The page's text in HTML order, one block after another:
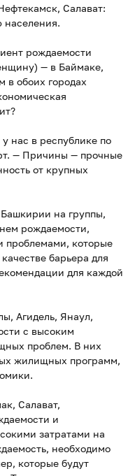
Салават:
населения.
рождаемости
— в Баймаке,
в обоих городах
нас в республике по
— Причины — прочные
от крупных
на группы,
рождаемости,
проблемами, которые
барьера для
для каждой
Агидель, Янаул,
с высоким
проблем. В них
жилищных программ,
Салават,
и
затратами на
необходимо
которые будут